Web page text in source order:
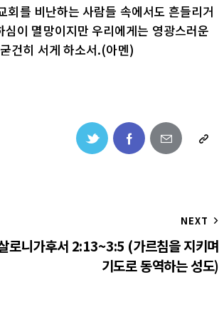
를 비난하는 사람들 속에서도 흔들리거
이 멸망이지만 우리에게는 영광스러운
건히 서게 하소서.(아멘)
NEXT
로니가후서 2:13~3:5 (가르침을 지키며
기도로 동역하는 성도)